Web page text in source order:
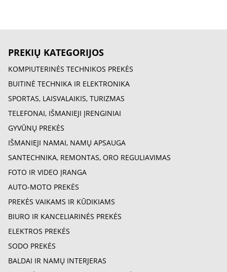
PREKIŲ KATEGORIJOS
KOMPIUTERINĖS TECHNIKOS PREKĖS
BUITINĖ TECHNIKA IR ELEKTRONIKA
SPORTAS, LAISVALAIKIS, TURIZMAS
TELEFONAI, IŠMANIEJI ĮRENGINIAI
GYVŪNŲ PREKĖS
IŠMANIEJI NAMAI, NAMŲ APSAUGA
SANTECHNIKA, REMONTAS, ORO REGULIAVIMAS
FOTO IR VIDEO ĮRANGA
AUTO-MOTO PREKĖS
PREKĖS VAIKAMS IR KŪDIKIAMS
BIURO IR KANCELIARINĖS PREKĖS
ELEKTROS PREKĖS
SODO PREKĖS
BALDAI IR NAMŲ INTERJERAS